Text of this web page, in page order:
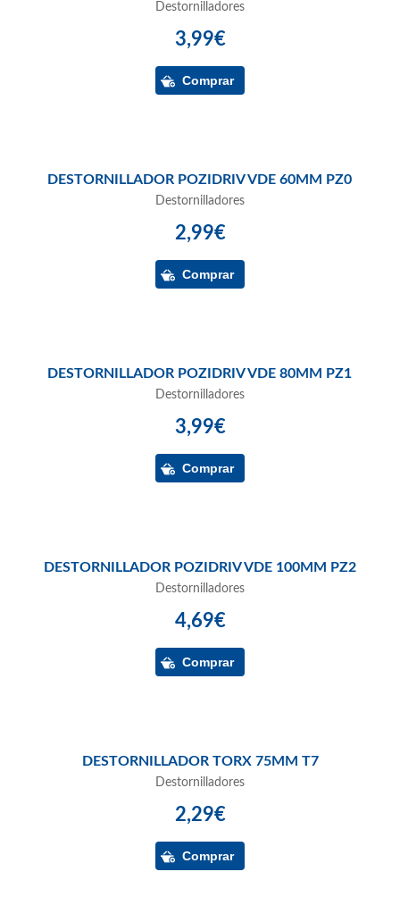
Destornilladores
3,99€
DESTORNILLADOR POZIDRIV VDE 60MM PZ0
Destornilladores
2,99€
DESTORNILLADOR POZIDRIV VDE 80MM PZ1
Destornilladores
3,99€
DESTORNILLADOR POZIDRIV VDE 100MM PZ2
Destornilladores
4,69€
DESTORNILLADOR TORX 75MM T7
Destornilladores
2,29€